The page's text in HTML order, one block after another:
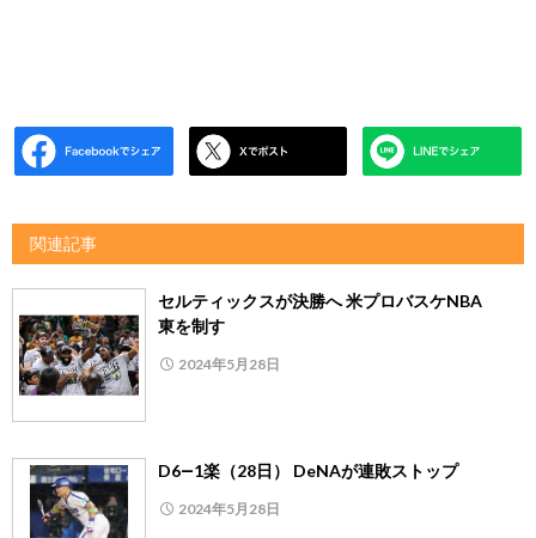
関連記事
セルティックスが決勝へ 米プロバスケNBA
東を制す
2024年5月28日
D6―1楽（28日） DeNAが連敗ストップ
2024年5月28日